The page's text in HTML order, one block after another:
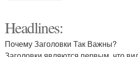
Headlines:
Почему Заголовки Так Важны?